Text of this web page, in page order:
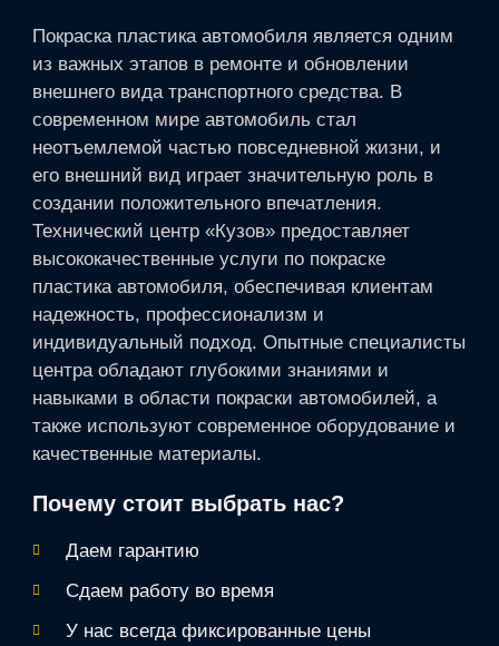
Покраска пластика автомобиля является одним
из важных этапов в ремонте и обновлении
внешнего вида транспортного средства. В
современном мире автомобиль стал
неотъемлемой частью повседневной жизни, и
его внешний вид играет значительную роль в
создании положительного впечатления.
Технический центр «Кузов» предоставляет
высококачественные услуги по покраске
пластика автомобиля, обеспечивая клиентам
надежность, профессионализм и
индивидуальный подход. Опытные специалисты
центра обладают глубокими знаниями и
навыками в области покраски автомобилей, а
также используют современное оборудование и
качественные материалы.
Почему стоит выбрать нас?
Даем гарантию
Сдаем работу во время
У нас всегда фиксированные цены